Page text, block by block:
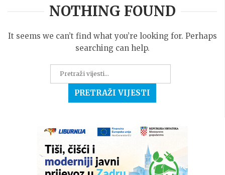
NOTHING FOUND
It seems we can’t find what you’re looking for. Perhaps
searching can help.